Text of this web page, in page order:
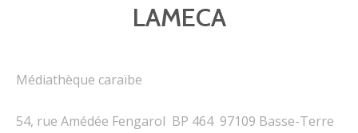
LAMECA
Médiathèque caraïbe
54, rue Amédée Fengarol BP 464 97109 Basse-Terre